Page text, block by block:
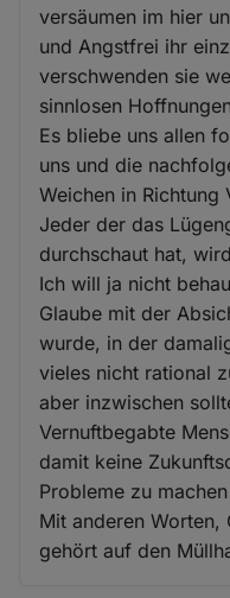
versäumen im hier
und Angstfrei ihr
verschwenden sie
sinnlosen
Es bliebe uns allen
uns und die
Weichen in Richtung
Jeder der das
durchschaut hat,
Ich will ja nicht
Glaube mit der
wurde, in der
vieles nicht rational
aber inzwischen
Vernuftbegabte
damit keine
Probleme zu
Mit anderen Worten,
gehört auf den